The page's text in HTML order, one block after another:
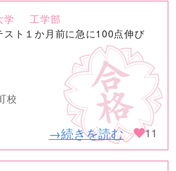
学
工学部
スト１か月前に急に100点伸び
校
→続きを読む 11